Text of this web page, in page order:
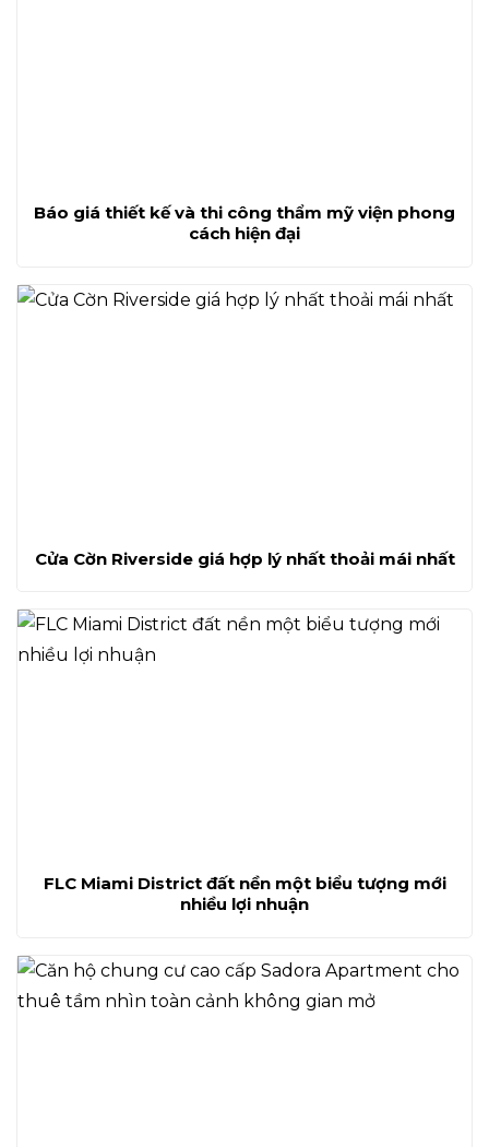
Báo giá thiết kế và thi công thẩm mỹ viện phong
cách hiện đại
Cửa Cờn Riverside giá hợp lý nhất thoải mái nhất
FLC Miami District đất nền một biểu tượng mới
nhiều lợi nhuận